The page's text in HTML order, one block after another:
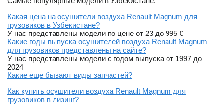
Какая цена на осушители воздуха Renault Magnum для
грузовиков в Узбекистане?
У нас представлены модели по цене от 23 до 995 €
Какие годы выпуска осушителей воздуха Renault Magnum
для грузовиков представлены на сайте?
У нас представлены модели с годом выпуска от 1997 до
2024
Какие еще бывают виды запчастей?
Как купить осушители воздуха Renault Magnum для
грузовиков в лизинг?